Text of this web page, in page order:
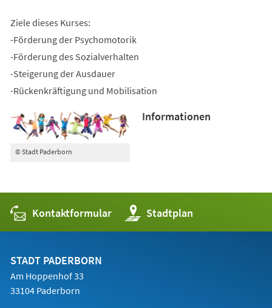
Ziele dieses Kurses:
-Förderung der Psychomotorik
-Förderung des Sozialverhalten
-Steigerung der Ausdauer
-Rückenkräftigung und Mobilisation
© Stadt Paderborn
Informationen
Kontaktformular Stadtplan
(Öffnet
in
einem
STADT PADERBORN
Am Hoppenhof 33
33104 Paderborn